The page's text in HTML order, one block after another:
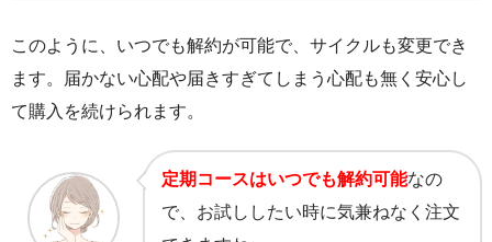
このように、いつでも解約が可能で、サイクルも変更でき
ます。届かない心配や届きすぎてしまう心配も無く安心し
て購入を続けられます。
定期コースはいつでも解約可能なの
で、お試ししたい時に気兼ねなく注文